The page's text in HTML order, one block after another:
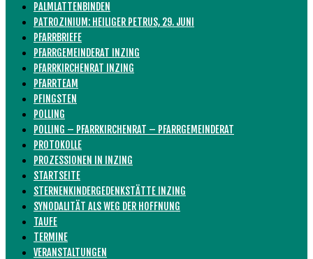
PALMLATTENBINDEN
PATROZINIUM: HEILIGER PETRUS, 29. JUNI
PFARRBRIEFE
PFARRGEMEINDERAT INZING
PFARRKIRCHENRAT INZING
PFARRTEAM
PFINGSTEN
POLLING
POLLING – PFARRKIRCHENRAT – PFARRGEMEINDERAT
PROTOKOLLE
PROZESSIONEN IN INZING
STARTSEITE
STERNENKINDERGEDENKSTÄTTE INZING
SYNODALITÄT ALS WEG DER HOFFNUNG
TAUFE
TERMINE
VERANSTALTUNGEN